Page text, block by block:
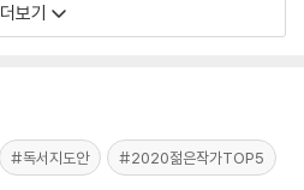
더보기
#독서지도안 #2020젊은작가TOP5